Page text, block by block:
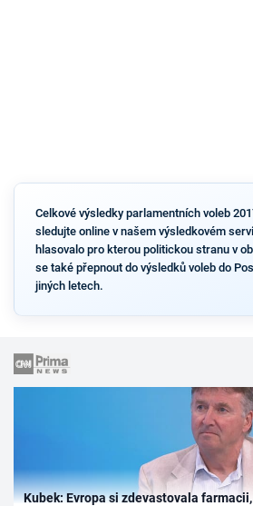
Celkové výsledky parlamentních voleb
sledujte online v našem výsledkovém
hlasovalo pro kterou politickou stranu v
se také přepnout do výsledků voleb do
jiných letech.
Kubek: Evropa si zdevastovala